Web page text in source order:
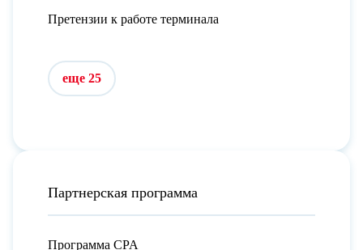
Претензии к работе терминала
еще 25
Партнерская программа
Программа CPA